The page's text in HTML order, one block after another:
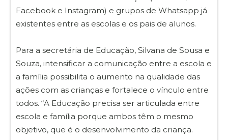
Facebook e Instagram) e grupos de Whatsapp já
existentes entre as escolas e os pais de alunos.
Para a secretária de Educação, Silvana de Sousa e
Souza, intensificar a comunicação entre a escola e
a família possibilita o aumento na qualidade das
ações com as crianças e fortalece o vínculo entre
todos. “A Educação precisa ser articulada entre
escola e família porque ambos têm o mesmo
objetivo, que é o desenvolvimento da criança.